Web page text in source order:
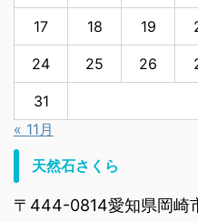
17 18 19
24 25 26
31
« 11月
天然石さくら
〒444-0814愛知県岡崎